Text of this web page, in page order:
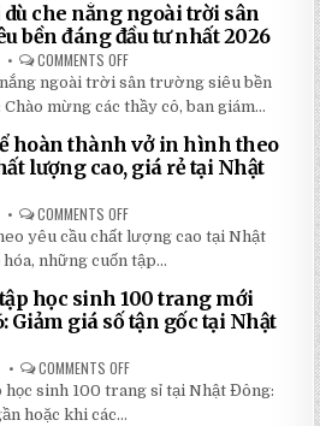
ĐỘNG
QUAY
TAY
TIẾT
2026:
5
BÍ
MẬT
GIÚP
BẠN
TIẾT
KHI
LẮP
ĐẶT
dù che nắng ngoài trời sân
bền đáng đầu tư nhất 2026
COMMENTS OFF
TOP
5
LOẠI
DÙ
CHE
NẮNG
NGOÀI
TRỜI
BỀN
ĐÁNG
ĐẦU
NHẤT
2026
ngoài trời sân trường siêu bền
mừng các thầy cô, ban giám...
hoàn thành vở in hình theo
lượng cao, giá rẻ tại Nhật
COMMENTS OFF
CHỈ
24H
ĐỂ
HOÀN
VỞ
IN
HÌNH
YÊU
CHẤT
LƯỢNG
yêu cầu chất lượng cao tại Nhật
những cuốn tập...
học sinh 100 trang mới
Giảm giá số tận gốc tại Nhật
COMMENTS OFF
BẢNG
GIÁ
học sinh 100 trang sỉ tại Nhật Đông:
hoặc khi các...